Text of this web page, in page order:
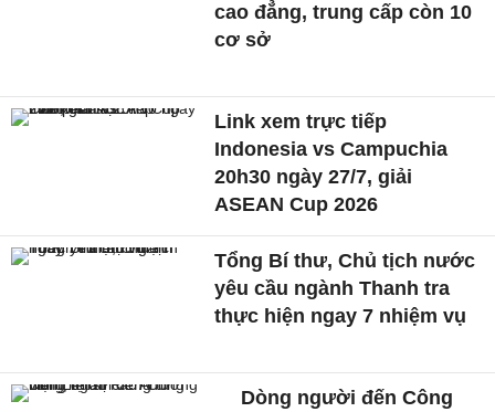
cao đẳng, trung cấp còn 10
cơ sở
Link xem trực tiếp
Indonesia vs Campuchia
20h30 ngày 27/7, giải
ASEAN Cup 2026
Tổng Bí thư, Chủ tịch nước
yêu cầu ngành Thanh tra
thực hiện ngay 7 nhiệm vụ
Dòng người đến Công